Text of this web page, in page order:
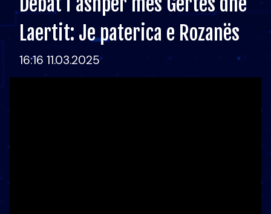
Laertit: Je paterica e Rozanës
16:16 11.03.2025